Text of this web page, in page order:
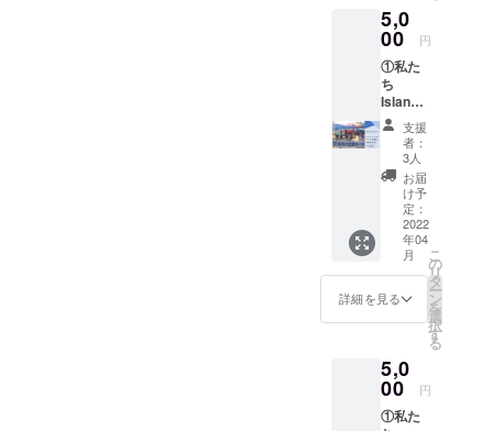
手書き
のメッ
セージ
付き
カード
④Islan
dのオリ
ジナル
ステッ
カーを
差し上
げます
※ビデオ
メッ
セージ
の提供
方法に
アドレ
スに、
お礼の
メール
5,0
00 円
①私た
ち
Island
から心
よりお
礼の
メール
②現地
の子ど
もたち
からの
ビデオ
メッ
セージ
③私た
ちから
のメッ
セージ
付き
カード
支援
者：
3人
お届
け予
定：
2022
年04
月
詳細を見る
こ
の
リ
タ
ー
ン
を
選
択
す
る
5,0
00 円
①私た